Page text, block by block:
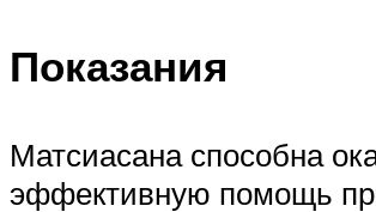
Показания
Матсиасана способна
эффективную помощь